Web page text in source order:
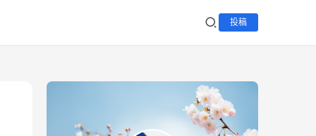
投稿